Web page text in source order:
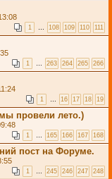
1 … 108 109 110 111
1 … 263 264 265 266
1 … 16 17 18 19
провели лето.)
1 … 165 166 167 168
пост на Форуме.
1 … 245 246 247 248